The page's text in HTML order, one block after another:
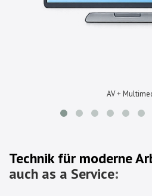
AV +
Technik für moderne
auch as a Service: